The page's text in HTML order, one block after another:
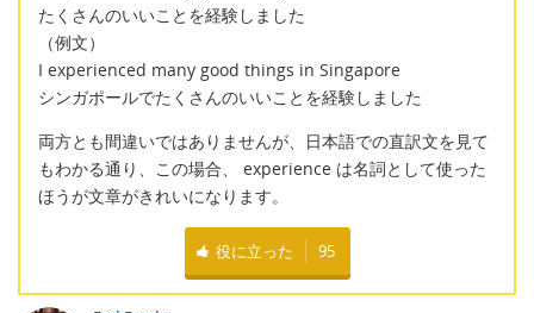
たくさんのいいことを経験しました
（例文）
I experienced many good things in Singapore
シンガポールでたくさんのいいことを経験しました
両方とも間違いではありませんが、日本語での直訳文を見て
もわかる通り、この場合、 experience は名詞として使った
ほうが文章がきれいになります。
役に立った 95